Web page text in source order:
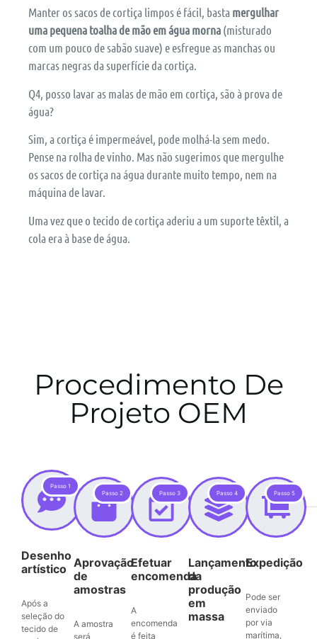
Manter os sacos de cortiça limpos é fácil, basta mergulhar
uma pequena toalha de mão em água morna (misturado
com um pouco de sabão suave) e esfregue as manchas ou
marcas negras da superfície da cortiça.
Q4, posso lavar as malas de mão em cortiça, são à prova de
água?
Sim, a cortiça é impermeável, pode molhá-la sem medo.
Pense na rolha de vinho. Mas não sugerimos que mergulhe
os sacos de cortiça na água durante muito tempo, nem na
máquina de lavar.
Uma vez que o tecido de cortiça aderiu a um suporte têxtil, a
cola era à base de água.
Procedimento De
Projeto OEM
Passo 1
Desenho
artístico
Após a
seleção do
tecido de
Passo 2
Aprovação
de
amostras
A amostra
será
Passo 3
Efetuar
encomenda
A
encomenda
é feita
Passo 4
Lançamento
da
produção
em
massa
Passo 5
Expedição
Pode ser
enviado
por via
marítima,